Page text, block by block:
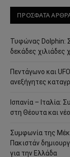
ΠΡΟΣΦΑΤΑ
Τυφώνας Dolphin:
δεκάδες χιλιάδες
Πεντάγωνο και
ανεξήγητες
Ισπανία – Ιταλία:
στη Θέουτα και
Συμφωνία της
Πακιστάν
για την Ελλάδα